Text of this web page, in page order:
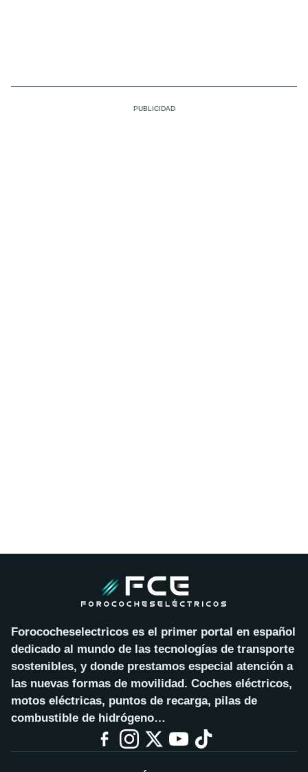
Forococheselectricos es el primer portal en español
dedicado al mundo de las tecnologías de transporte
sostenibles, y donde prestamos especial atención a
las nuevas formas de movilidad. Coches eléctricos,
motos eléctricas, puntos de recarga, pilas de
combustible de hidrógeno…